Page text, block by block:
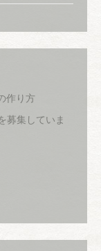
作り方
募集していま